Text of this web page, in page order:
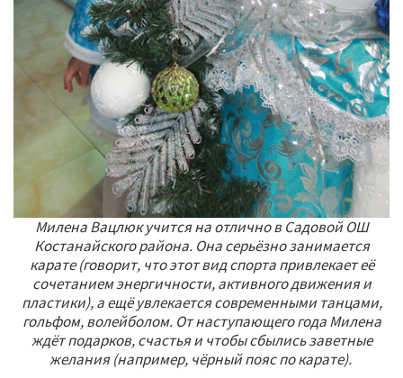
Милена Вацлюк учится на отлично в Садовой ОШ
Костанайского района. Она серьёзно занимается
карате (говорит, что этот вид спорта привлекает её
сочетанием энергичности, активного движения и
пластики), а ещё увлекается современными танцами,
гольфом, волейболом. От наступающего года Милена
ждёт подарков, счастья и чтобы сбылись заветные
желания (например, чёрный пояс по карате).